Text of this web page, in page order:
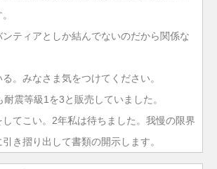
ティアとしか結んでないのだから関係な
。みなさま気をつけてください。
震等級1を3と販売していました。
てこい。2年私は待ちました。我慢の限界
き摺り出して書類の開示します。